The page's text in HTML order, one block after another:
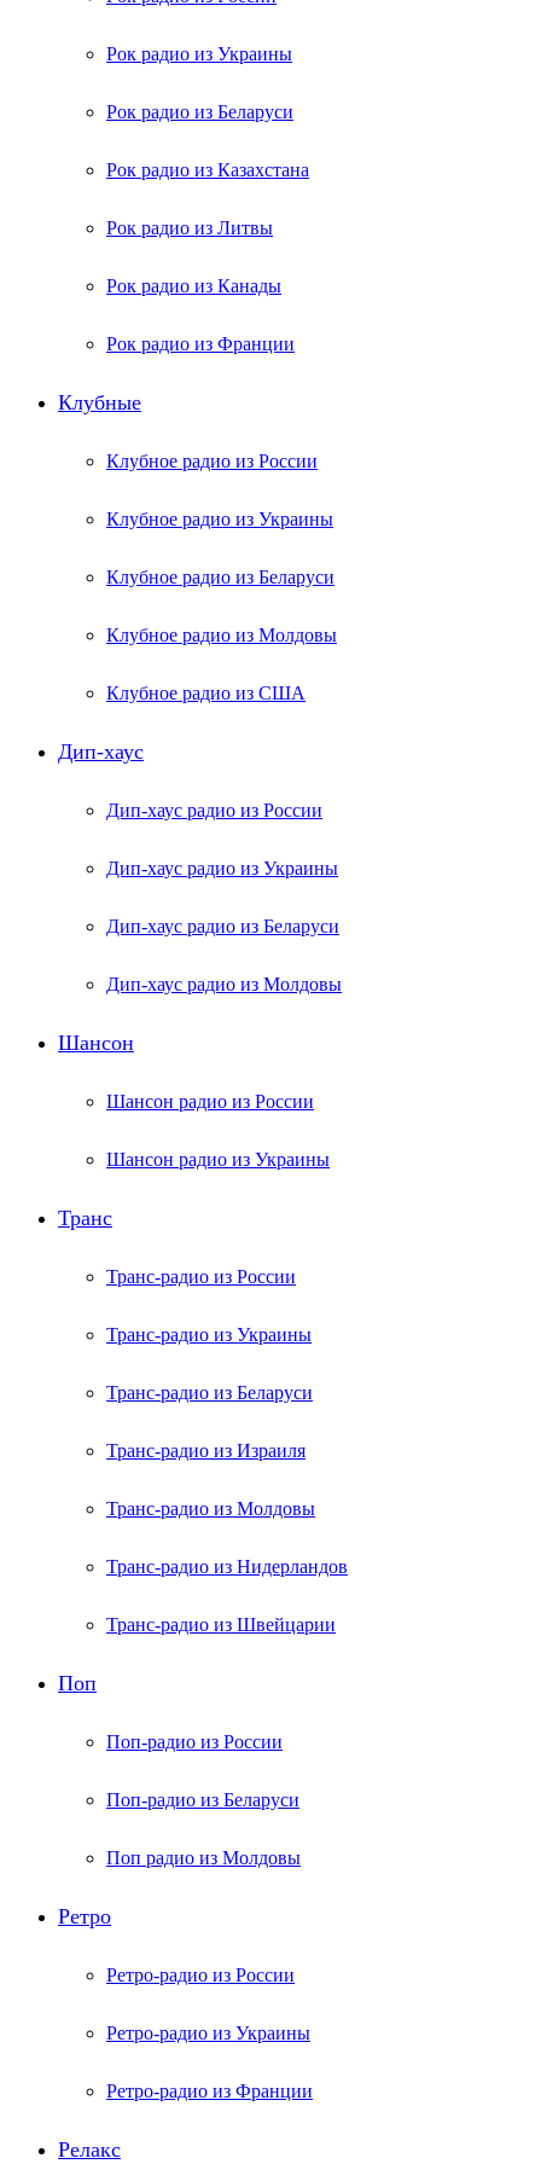
Рок радио из Украины
Рок радио из Беларуси
Рок радио из Казахстана
Рок радио из Литвы
Рок радио из Канады
Рок радио из Франции
Клубные
Клубное радио из России
Клубное радио из Украины
Клубное радио из Беларуси
Клубное радио из Молдовы
Клубное радио из США
Дип-хаус
Дип-хаус радио из России
Дип-хаус радио из Украины
Дип-хаус радио из Беларуси
Дип-хаус радио из Молдовы
Шансон
Шансон радио из России
Шансон радио из Украины
Транс
Транс-радио из России
Транс-радио из Украины
Транс-радио из Беларуси
Транс-радио из Израиля
Транс-радио из Молдовы
Транс-радио из Нидерландов
Транс-радио из Швейцарии
Поп
Поп-радио из России
Поп-радио из Беларуси
Поп радио из Молдовы
Ретро
Ретро-радио из России
Ретро-радио из Украины
Ретро-радио из Франции
Релакс